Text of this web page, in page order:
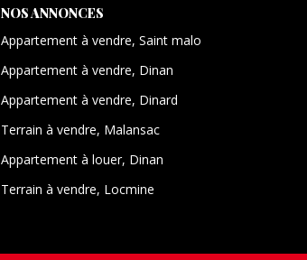
NOS ANNONCES
Appartement à vendre, Saint malo
Appartement à vendre, Dinan
Appartement à vendre, Dinard
Terrain à vendre, Malansac
Appartement à louer, Dinan
Terrain à vendre, Locmine